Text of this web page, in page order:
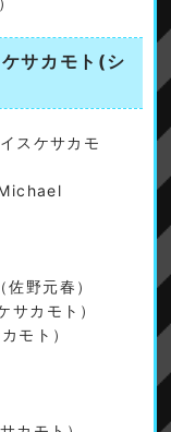
サカモト(シ
スケサカモ
野元春）
カモト）
モト）